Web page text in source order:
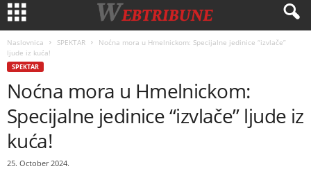
Naslovnica SPEKTAR
Noćna mora u Hmelnickom: Specijalne jedinice “izvlače”
ljude iz kuća!
SPEKTAR
Noćna mora u Hmelnickom:
Specijalne jedinice “izvlače” ljude iz
kuća!
25. October 2024.